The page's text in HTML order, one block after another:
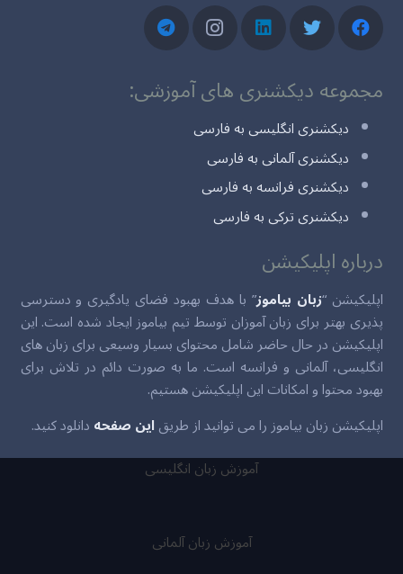
مجموعه دیکشنری های آموزشی:
دیکشنری انگلیسی به فارسی
دیکشنری آلمانی به فارسی
دیکشنری فرانسه به فارسی
دیکشنری ترکی به فارسی
درباره اپلیکیشن
اپلیکیشن “زبان بیاموز” با هدف بهبود فضای یادگیری و دسترسی
پذیری بهتر برای زبان آموزان توسط تیم بیاموز ایجاد شده است. این
اپلیکیشن در حال حاضر شامل محتوای بسیار وسیعی برای زبان های
انگلیسی، آلمانی و فرانسه است. ما به صورت دائم در تلاش برای
بهبود محتوا و امکانات این اپلیکیشن هستیم.
اپلیکیشن زبان بیاموز را می توانید از طریقاین صفحهدانلود کنید.
آموزش زبان انگلیسی
آموزش زبان آلمانی